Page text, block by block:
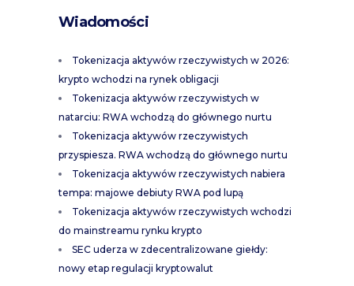
Wiadomości
Tokenizacja aktywów rzeczywistych w 2026:
krypto wchodzi na rynek obligacji
Tokenizacja aktywów rzeczywistych w
natarciu: RWA wchodzą do głównego nurtu
Tokenizacja aktywów rzeczywistych
przyspiesza. RWA wchodzą do głównego nurtu
Tokenizacja aktywów rzeczywistych nabiera
tempa: majowe debiuty RWA pod lupą
Tokenizacja aktywów rzeczywistych wchodzi
do mainstreamu rynku krypto
SEC uderza w zdecentralizowane giełdy:
nowy etap regulacji kryptowalut